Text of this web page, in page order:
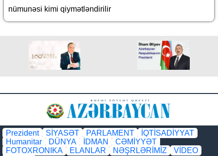
nümunəsi kimi qiymətləndirilir
Prezident SİYASƏT PARLAMENT
İQTİSADİYYAT
Humanitar
DÜNYA İDMAN
CƏMİYYƏT
FOTOXRONIKA
ELANLAR NƏŞRLƏRİMİZ
VİDEO